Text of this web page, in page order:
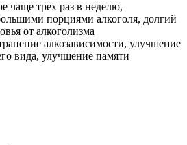
чаще трех раз в неделю,
порциями алкоголя, долгий
от алкоголизма
алкозависимости, улучшение
вида, улучшение памяти